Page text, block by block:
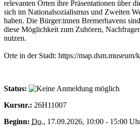
relevanten Orten ihre Präsentationen über
sich im Nationalsozialismus und Zweiten
haben. Die Bürger:innen Bremerhavens
diese Möglichkeit zum Zuhören,
nutzen.
Orte in der Stadt: https://map.dsm.museum/
Status:
Kursnr.: 26H11007
Beginn: Do., 17.09.2026, 10:00 - 15:00